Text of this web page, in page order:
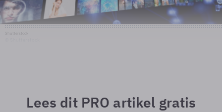
Lees dit PRO artikel gratis